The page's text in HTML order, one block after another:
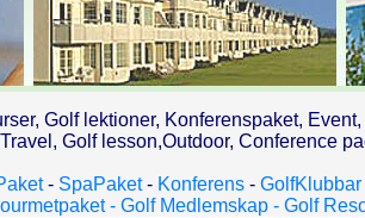
Golf lektioner, Konferenspaket,
Golf lesson,Outdoor, Conference
- SpaPaket- Konferens- GolfKlubbar
- Golf Medlemskap - Golf